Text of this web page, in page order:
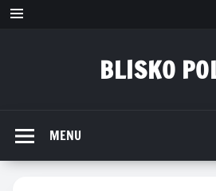
Przejdź
BLISKO
MENU